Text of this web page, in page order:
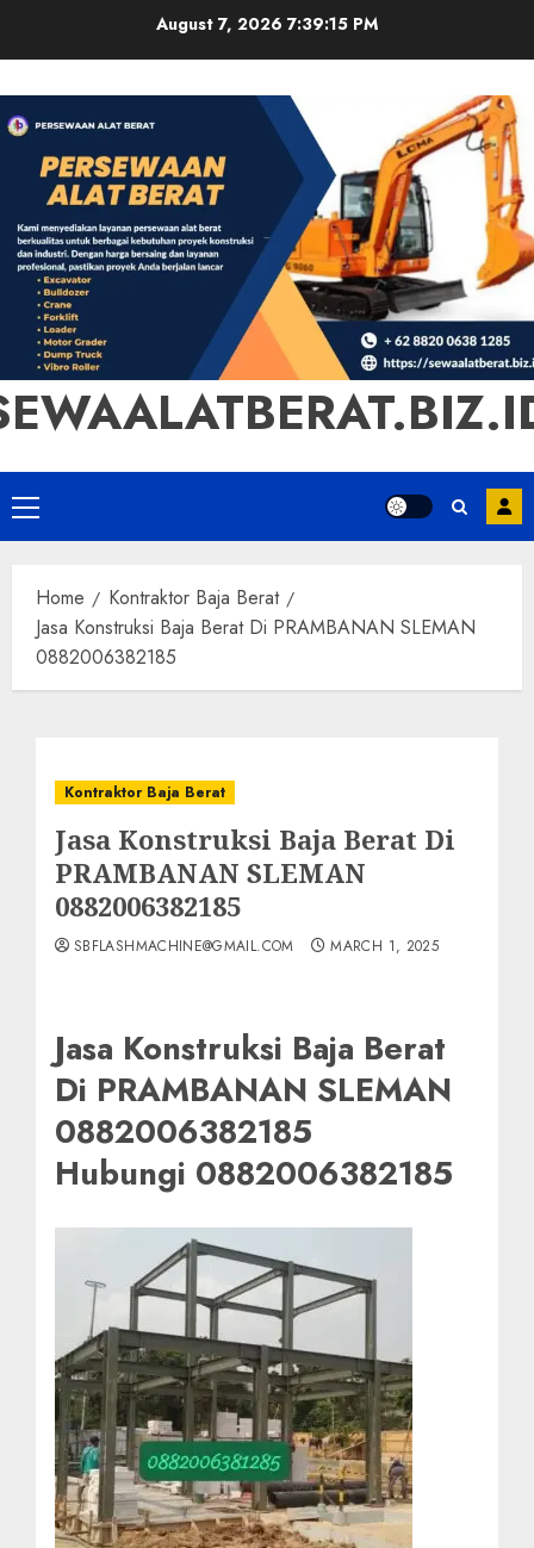
August 7, 2026 7:39:16 PM
Primary
Menu
Home
Kontraktor Baja Berat
Jasa Konstruksi Baja Berat Di PRAMBANAN SLEMAN
0882006382185
Kontraktor Baja Berat
Jasa Konstruksi Baja Berat Di
PRAMBANAN SLEMAN
0882006382185
SBFLASHMACHINE@GMAIL.COM MARCH 1, 2025
Jasa Konstruksi Baja Berat
Di PRAMBANAN SLEMAN
0882006382185
Hubungi 0882006382185